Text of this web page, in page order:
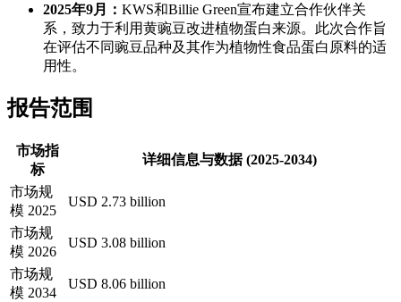
2025年9月： KWS和Billie Green宣布建立合作伙伴关
系，致力于利用黄豌豆改进植物蛋白来源。此次合作旨
在评估不同豌豆品种及其作为植物性食品蛋白原料的适
用性。
报告范围
市场指
标
详细信息与数据 (2025-2034)
市场规
模 2025
USD 2.73 billion
市场规
模 2026
USD 3.08 billion
市场规
模 2034
USD 8.06 billion